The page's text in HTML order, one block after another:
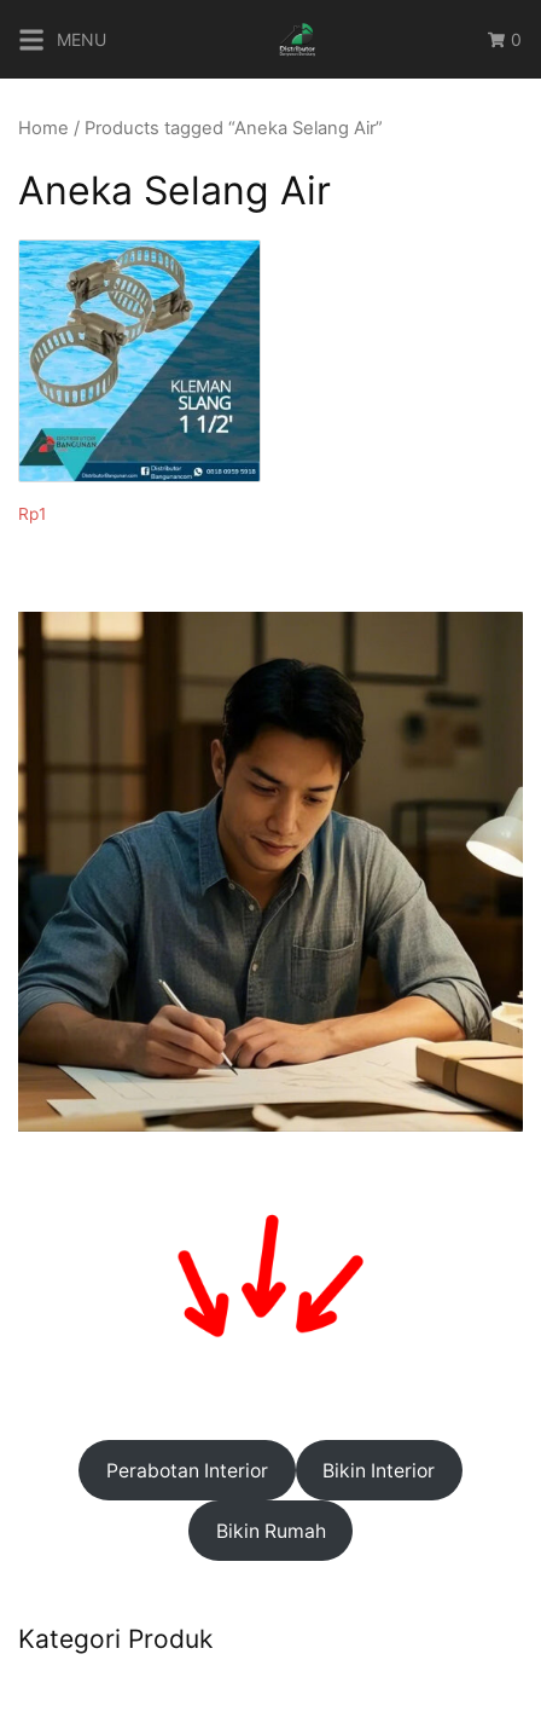
content
MENU 0
Home / Products tagged “Aneka Selang Air”
Aneka Selang Air
Rp1
Perabotan Interior Bikin Interior
Bikin Rumah
Kategori Produk